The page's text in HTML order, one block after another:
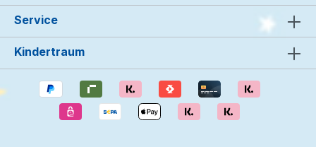
Service
Kindertraum